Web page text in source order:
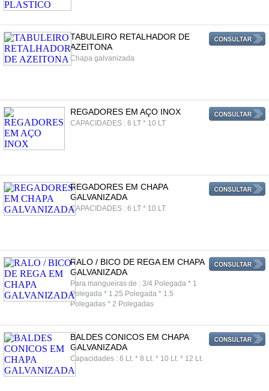
TABULEIRO RETALHADOR DE
AZEITONA
Chapa galvanizada
REGADORES EM AÇO INOX
CAPACIDADES : 6 LT * 10 LT
REGADORES EM CHAPA
GALVANIZADA
CAPACIDADES : 6 LT * 10 LT
RALO / BICO DE REGA EM CHAPA
GALVANIZADA
Para mangueiras de : 3/4 Polegada * 1
Polegada * 1.25 Polegada * 1.5
Polegadas * 2 Polegadas
BALDES CONICOS EM CHAPA
GALVANIZADA
Capacidades : 6 Lt. * 8 Lt. * 10 Lt. * 12 Lt.